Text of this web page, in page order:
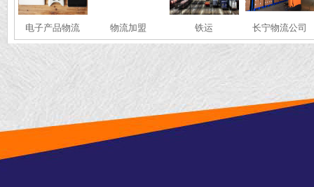
电子产品物流 物流加盟 铁运 长宁物流公司